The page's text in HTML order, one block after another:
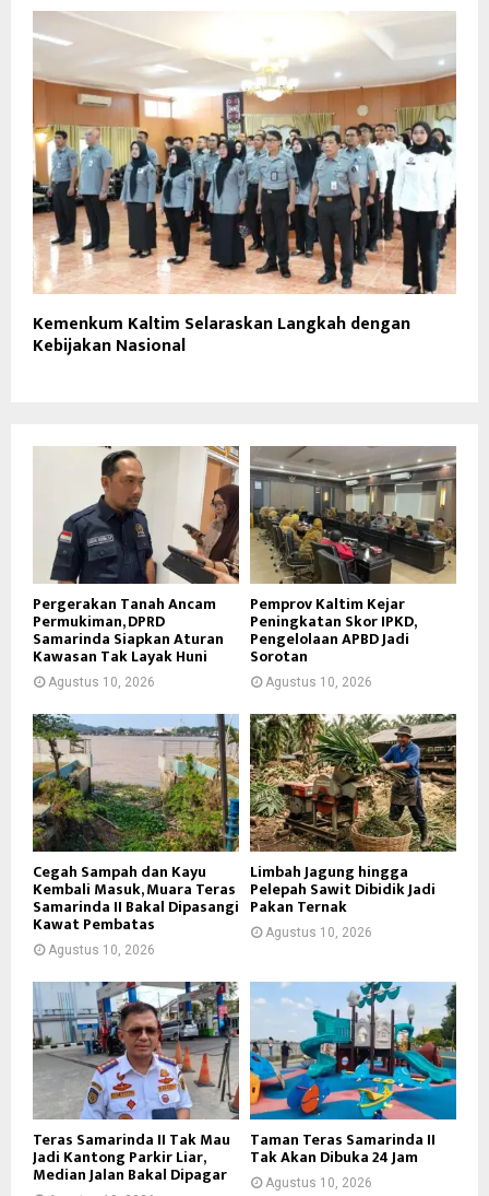
Kemenkum Kaltim Selaraskan Langkah dengan
Kebijakan Nasional
Pergerakan Tanah Ancam
Permukiman, DPRD
Samarinda Siapkan Aturan
Kawasan Tak Layak Huni
Agustus 10, 2026
Pemprov Kaltim Kejar
Peningkatan Skor IPKD,
Pengelolaan APBD Jadi
Sorotan
Agustus 10, 2026
Cegah Sampah dan Kayu
Kembali Masuk, Muara Teras
Samarinda II Bakal Dipasangi
Kawat Pembatas
Agustus 10, 2026
Limbah Jagung hingga
Pelepah Sawit Dibidik Jadi
Pakan Ternak
Agustus 10, 2026
Teras Samarinda II Tak Mau
Jadi Kantong Parkir Liar,
Median Jalan Bakal Dipagar
Taman Teras Samarinda II
Tak Akan Dibuka 24 Jam
Agustus 10, 2026